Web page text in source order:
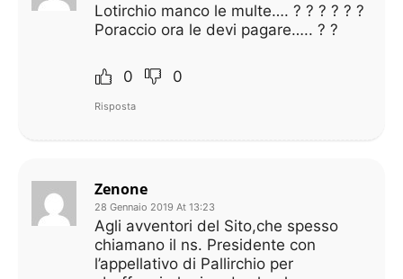
Lotirchio manco le multe…. ? ? ? ? ? ?
Poraccio ora le devi pagare….. ? ?
0 0
Risposta
Zenone
28 Gennaio 2019 At 13:23
Agli avventori del Sito,che spesso
chiamano il ns. Presidente con
l’appellativo di Pallirchio per